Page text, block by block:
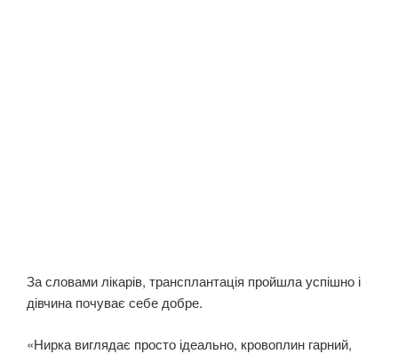
За словами лікарів, трансплантація пройшла успішно і
дівчина почуває себе добре.
«Нирка виглядає просто ідеально, кровоплин гарний,